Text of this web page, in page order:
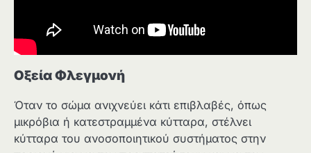
Οξεία Φλεγμονή
Όταν το σώμα ανιχνεύει κάτι επιβλαβές, όπως
μικρόβια ή κατεστραμμένα κύτταρα, στέλνει
κύτταρα του ανοσοποιητικού συστήματος στην